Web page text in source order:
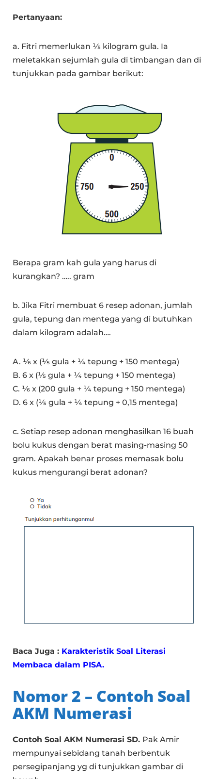
Pertanyaan:
a. Fitri memerlukan 1⁄5 kilogram gula. Ia
meletakkan sejumlah gula di timbangan dan di
tunjukkan pada gambar berikut:
Berapa gram kah gula yang harus di
kurangkan? ….. gram
b. Jika Fitri membuat 6 resep adonan, jumlah
gula, tepung dan mentega yang di butuhkan
dalam kilogram adalah….
A. 1⁄6 x (1⁄5 gula + ¼ tepung + 150 mentega)
B. 6 x (1⁄5 gula + ¼ tepung + 150 mentega)
C. 1⁄6 x (200 gula + ¼ tepung + 150 mentega)
D. 6 x (1⁄5 gula + ¼ tepung + 0,15 mentega)
c. Setiap resep adonan menghasilkan 16 buah
bolu kukus dengan berat masing-masing 50
gram. Apakah benar proses memasak bolu
kukus mengurangi berat adonan?
Baca Juga : Karakteristik Soal Literasi
Membaca dalam PISA.
Nomor 2 – Contoh Soal
AKM Numerasi
Contoh Soal AKM Numerasi SD. Pak Amir
mempunyai sebidang tanah berbentuk
persegipanjang yg di tunjukkan gambar di